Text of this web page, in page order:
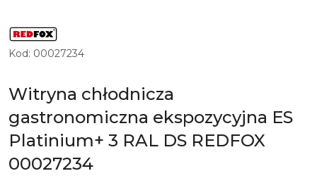
LOGO
PRODUCENTA
PROFESJONALNYCH
URZĄDZEŃ
GASTRONOMII
REDFOX
Kod: 00027234
Witryna chłodnicza
gastronomiczna ekspozycyjna ES
Platinium+ 3 RAL DS REDFOX
00027234